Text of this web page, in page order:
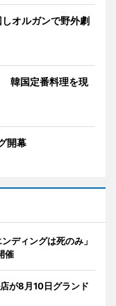
オルガンで野外劇
韓国定番料理を現
開幕
ディングは死のみ」
催
が8月10日グランド